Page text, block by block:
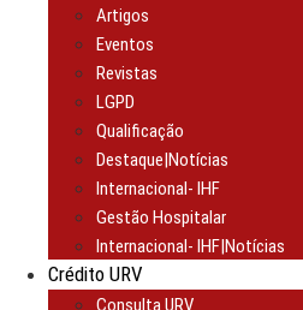
Artigos
Eventos
Revistas
LGPD
Qualificação
Destaque|Notícias
Internacional- IHF
Gestão Hospitalar
Internacional- IHF|Notícias
Crédito URV
Consulta URV